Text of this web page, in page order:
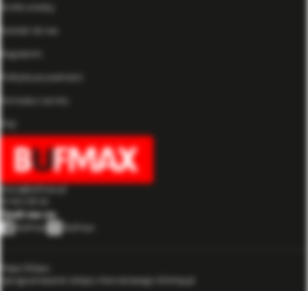
Strefa wiedzy
Kontakt do nas
Regulamin
Polityka prywatności
Formularz zwrotu
biuro@bufmax.pl
Mapa Sklepu
Oprogramowanie sklepu internetowego GOshop.pl